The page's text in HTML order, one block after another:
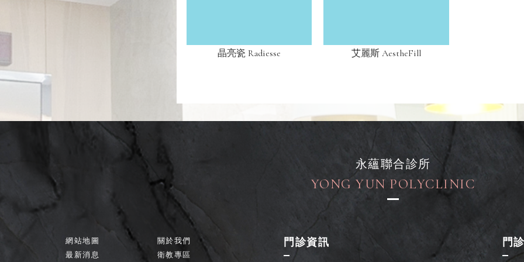
晶亮瓷 Radiesse 艾麗斯 AestheFill
永蘊聯合診所
YONG YUN POLYCLINIC
網站地圖
關於我們
最新消息
衛教專區
門診資訊 門